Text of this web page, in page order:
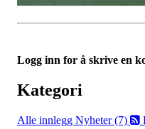
Logg inn for å skrive en
Kategori
Alle innlegg Nyheter (7)